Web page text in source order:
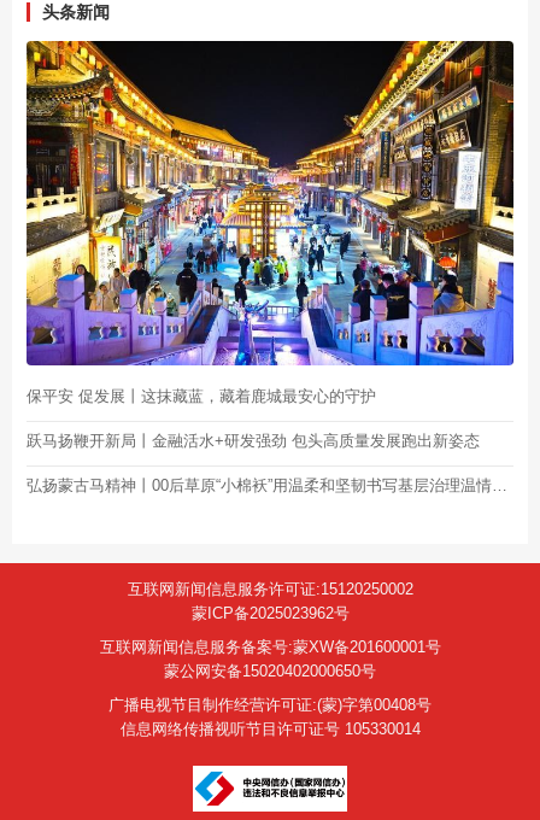
头条新闻
保平安 促发展丨这抹藏蓝，藏着鹿城最安心的守护
跃马扬鞭开新局丨金融活水+研发强劲 包头高质量发展跑出新姿态
弘扬蒙古马精神丨00后草原“小棉袄”用温柔和坚韧书写基层治理温情文章
互联网新闻信息服务许可证:15120250002
蒙ICP备2025023962号
互联网新闻信息服务备案号:蒙XW备201600001号
蒙公网安备15020402000650号
广播电视节目制作经营许可证:(蒙)字第00408号
信息网络传播视听节目许可证号 105330014